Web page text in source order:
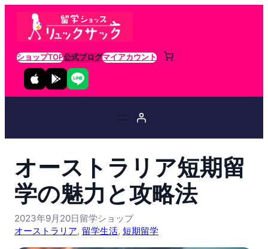
ショップTOP公式ブログマイアカウント
オーストラリア短期留
学の魅力と攻略法
2023年9月20日留学ショップ
オーストラリア, 留学生活, 短期留学